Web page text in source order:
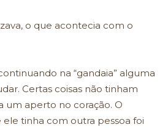
o que acontecia com o
na “gandaia” alguma
Certas coisas não tinham
um aperto no coração. O
tinha com outra pessoa foi